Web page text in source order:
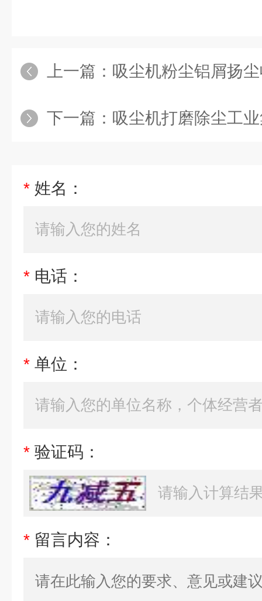
上一篇： 吸尘机粉尘铝屑扬尘
下一篇： 吸尘机打磨除尘工
* 姓名：
* 电话：
* 单位：
* 验证码：
* 留言内容：